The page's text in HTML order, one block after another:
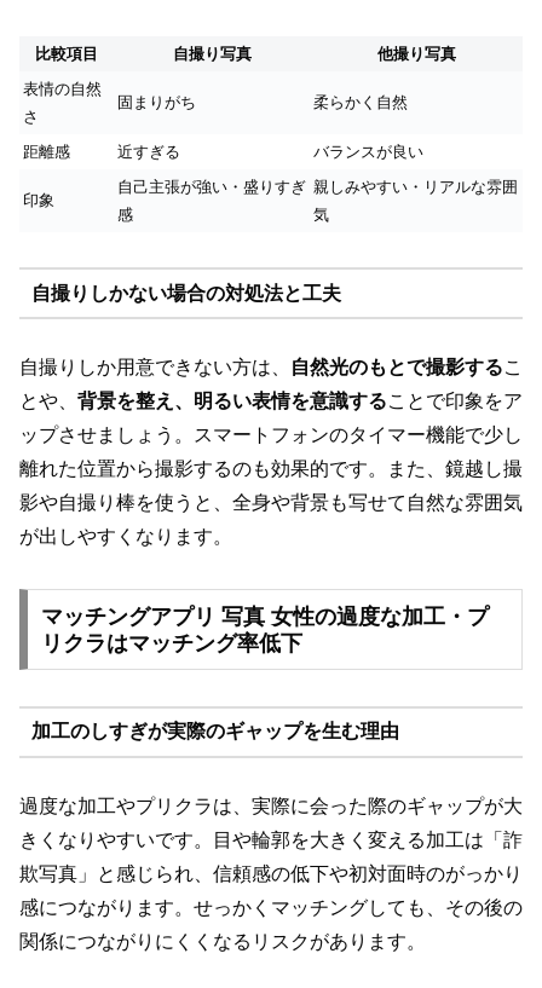
比較項目 自撮り写真
他撮り写真
表情の自然
さ
固まりがち 柔らかく自然
距離感 近すぎる バランスが良い
印象
自己主張が強い・盛りすぎ
感
親しみやすい・リアルな雰囲
気
自撮りしかない場合の対処法と工夫
自撮りしか用意できない方は、 自然光のもとで撮影するこ
とや、 背景を整え、明るい表情を意識することで印象をア
ップさせましょう。スマートフォンのタイマー機能で少し
離れた位置から撮影するのも効果的です。また、鏡越し撮
影や自撮り棒を使うと、全身や背景も写せて自然な雰囲気
が出しやすくなります。
マッチングアプリ 写真 女性の過度な加工・プ
リクラはマッチング率低下
加工のしすぎが実際のギャップを生む理由
過度な加工やプリクラは、実際に会った際のギャップが大
きくなりやすいです。目や輪郭を大きく変える加工は「詐
欺写真」と感じられ、信頼感の低下や初対面時のがっかり
感につながります。せっかくマッチングしても、その後の
関係につながりにくくなるリスクがあります。